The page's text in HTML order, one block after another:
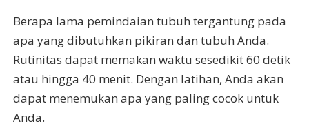
Berapa lama pemindaian tubuh tergantung pada
apa yang dibutuhkan pikiran dan tubuh Anda.
Rutinitas dapat memakan waktu sesedikit 60 detik
atau hingga 40 menit. Dengan latihan, Anda akan
dapat menemukan apa yang paling cocok untuk
Anda.